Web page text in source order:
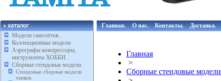
Модели самолётов.
Коллекционные модели
Аэрографы компрессоры,
инструменты ХОББИ.
Сборные стендовые модели.
Стендовые сборные модели
танков.
Главная. О нас. Контакты. Доставка.
Главная
>
Сборные стендовые